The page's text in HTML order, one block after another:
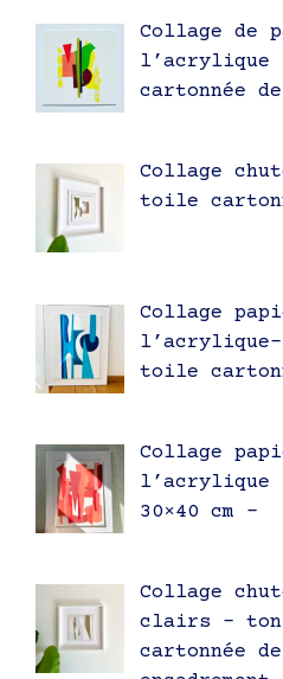
Collage de
cartonnée
Collage
toile
Collage
toile
Collage
l’acrylique
30×40 cm –
Collage
clairs –
cartonnée